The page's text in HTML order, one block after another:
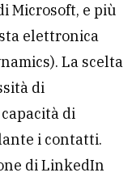
Microsoft, e più
elettronica
La scelta
di
di
i contatti.
di LinkedIn